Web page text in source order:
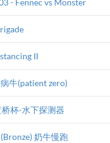
- Fennec vs Monster
II
牛(patient zero)
杯-水下探测器
奶牛慢跑